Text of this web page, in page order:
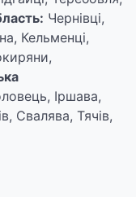
Чернівці,
Кельменці,
Іршава,
Свалява, Тячів,